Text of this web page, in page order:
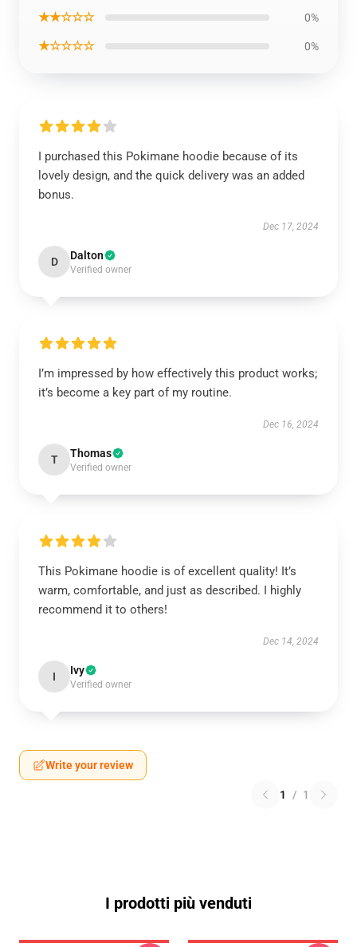
★★☆☆☆ 0%
★☆☆☆☆ 0%
I purchased this Pokimane hoodie because of its
lovely design, and the quick delivery was an added
bonus.
Dec 17, 2024
D Dalton
Verified owner
I’m impressed by how effectively this product works;
it’s become a key part of my routine.
Dec 16, 2024
T Thomas
Verified owner
This Pokimane hoodie is of excellent quality! It’s
warm, comfortable, and just as described. I highly
recommend it to others!
Dec 14, 2024
I Ivy
Verified owner
Write your review
1 / 1
I prodotti più venduti